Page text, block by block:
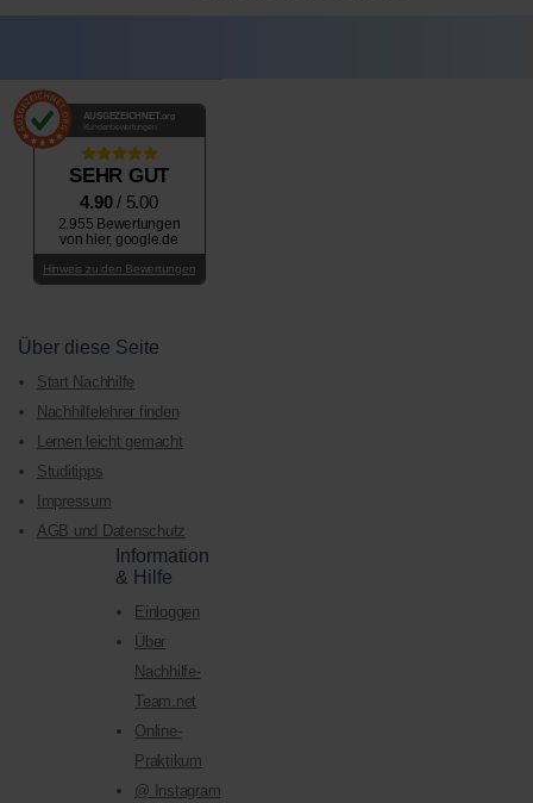
AUSGEZEICHNET .org
Kundenbewertungen
SEHR GUT
4.90/ 5.00
2.955 Bewertungen
von hier, google.de
Hinweis zu den Bewertungen
Über diese Seite
Start Nachhilfe
Nachhilfelehrer finden
Lernen leicht gemacht
Studitipps
Impressum
AGB und Datenschutz
Information
& Hilfe
Einloggen
Über
Nachhilfe-
Team.net
Online-
Praktikum
@ Instagram